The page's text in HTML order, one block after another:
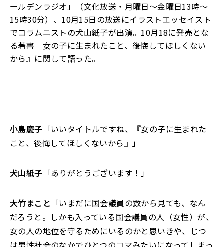
ールデンラジオ」（文化放送 ・月曜日～金曜日13時～
15時30分） 、 10月15日の放送にイラストエッセイスト
でコラムニストの犬山紙子が出演。10月18に発売とな
る著書『女の子に生まれたこと、後悔してほしくない
から』に関して語った。
小島慶子 「いいタイトルですね、『女の子に生まれた
こと、後悔してほしくないから』」
犬山紙子 「ありがとうございます！」
大竹まこと 「いまだに国会議員の数から見ても、なん
だろうと。しかも入っている国会議員の人（女性）が、
女の人の地位を守るためにいるのかと思いきや、じつ